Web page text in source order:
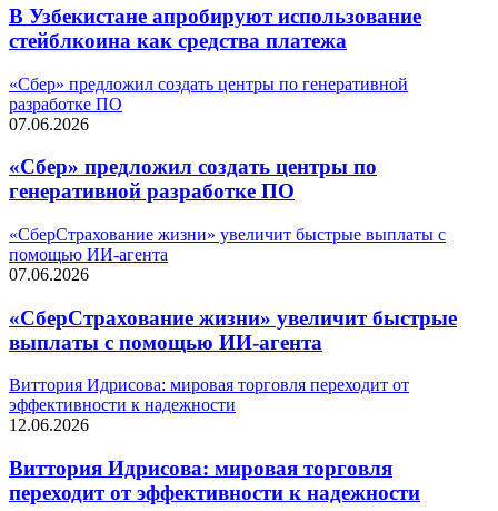
В Узбекистане апробируют использование
стейблкоина как средства платежа
«Сбер» предложил создать центры по генеративной
разработке ПО
07.06.2026
«Сбер» предложил создать центры по
генеративной разработке ПО
«СберСтрахование жизни» увеличит быстрые выплаты с
помощью ИИ-агента
07.06.2026
«СберСтрахование жизни» увеличит быстрые
выплаты с помощью ИИ-агента
Виттория Идрисова: мировая торговля переходит от
эффективности к надежности
12.06.2026
Виттория Идрисова: мировая торговля
переходит от эффективности к надежности